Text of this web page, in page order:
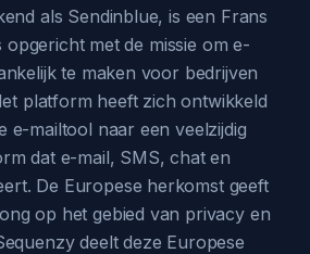
als Sendinblue, is een Frans
opgericht met de missie om e-
te maken voor bedrijven
platform heeft zich ontwikkeld
e-mailtool naar een veelzijdig
dat e-mail, SMS, chat en
De Europese herkomst geeft
op het gebied van privacy en
deelt deze Europese